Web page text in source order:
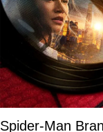
Spider-Man